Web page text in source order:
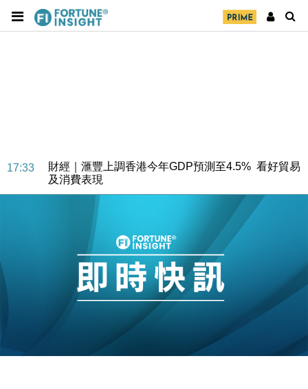
17:33
財經｜滙豐上調香港今年GDP預測至4.5% 看好貿易
及消費表現
本地｜假冒內地執法人員要求交「保證金」 43歲女子
損失近6900萬元
財經｜日經失守6.5萬點後回穩 全周仍升近2%
財經｜恒隆10月換帥 玩具「反」斗城亞洲CEO蔡德
15:11
財經｜韓股反覆波動收跌 連挫7周創逾3年最長跌勢
財經｜內地7月美元計價出口增近24%勝預期 貿易順